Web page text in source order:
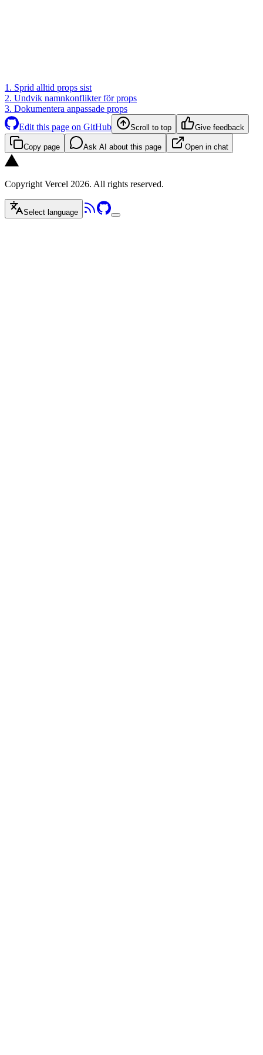
1. Sprid alltid props sist
2. Undvik namnkonflikter för props
3. Dokumentera anpassade props
Edit this page on GitHub
Scroll to top Give feedback
Copy page Ask AI about this page Open in chat
Copyright Vercel 2026. All rights reserved.
Select language